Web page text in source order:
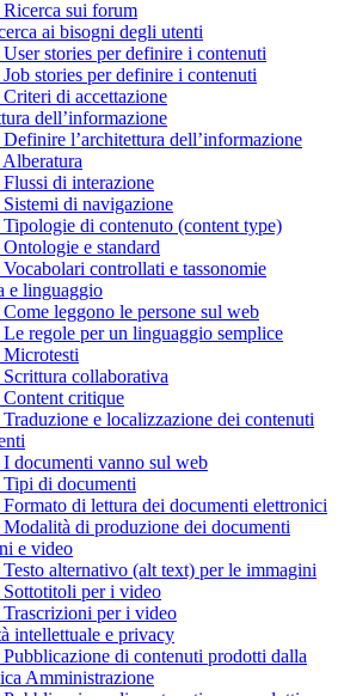
sui forum
ai bisogni degli utenti
stories per definire i contenuti
stories per definire i contenuti
di accettazione
dell’informazione
l’architettura dell’informazione
di interazione
di navigazione
di contenuto (content type)
e standard
controllati e tassonomie
e linguaggio
leggono le persone sul web
regole per un linguaggio semplice
collaborativa
critique
e localizzazione dei contenuti
documenti vanno sul web
di documenti
di lettura dei documenti elettronici
di produzione dei documenti
e video
alternativo (alt text) per le immagini
Sottotitoli per i video
per i video
intellettuale e privacy
di contenuti prodotti dalla
Amministrazione